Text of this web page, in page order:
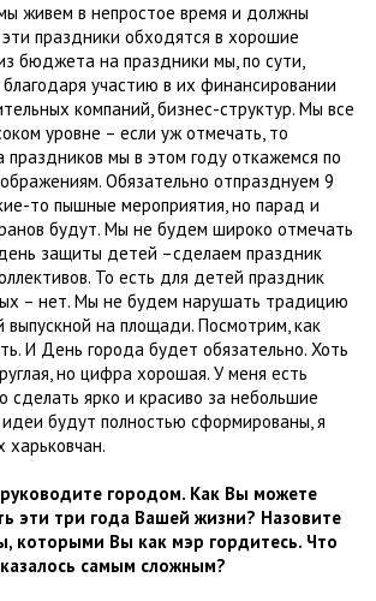
живем в непростое время и должны
праздники обходятся в хорошие
бюджета на праздники мы, по сути,
участию в их финансировании
компаний, бизнес-структур. Мы все
уровне – если уж отмечать, то
праздников мы в этом году откажемся по
Обязательно отпразднуем 9
то пышные мероприятия, но парад и
будут. Мы не будем широко отмечать
защиты детей –сделаем праздник
То есть для детей праздник
– нет. Мы не будем нарушать традицию
на площади. Посмотрим, как
И День города будет обязательно. Хоть
но цифра хорошая. У меня есть
сделать ярко и красиво за небольшие
идеи будут полностью сформированы, я
харьковчан.
городом. Как Вы можете
эти три года Вашей жизни? Назовите
которыми Вы как мэр гордитесь. Что
самым сложным?